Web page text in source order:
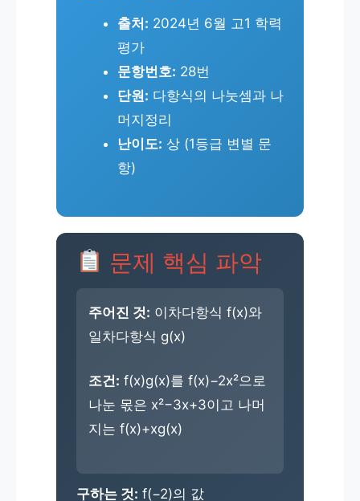
출처: 2024년 6월 고1 학력
평가
문항번호: 28번
단원: 다항식의 나눗셈과 나
머지정리
난이도: 상 (1등급 변별 문
항)
문제 핵심 파악
주어진 것: 이차다항식 f(x)와
일차다항식 g(x)
조건: f(x)g(x)를 f(x)−2x²으로
나눈 몫은 x²−3x+3이고 나머
지는 f(x)+xg(x)
구하는 것: f(−2)의 값